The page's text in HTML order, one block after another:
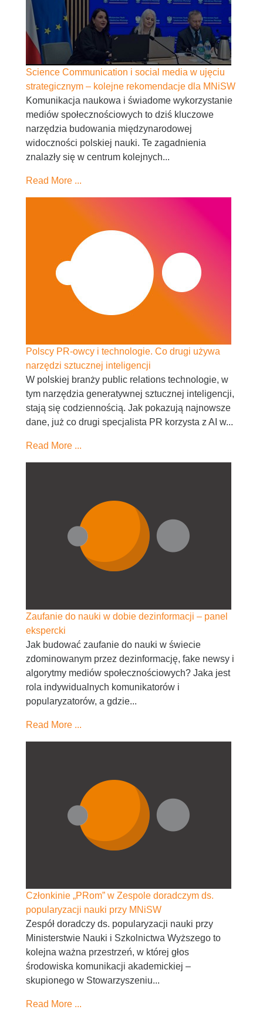
Science Communication i social media w ujęciu
strategicznym – kolejne rekomendacje dla MNiSW
Komunikacja naukowa i świadome wykorzystanie
mediów społecznościowych to dziś kluczowe
narzędzia budowania międzynarodowej
widoczności polskiej nauki. Te zagadnienia
znalazły się w centrum kolejnych...
Read More ...
Polscy PR-owcy i technologie. Co drugi używa
narzędzi sztucznej inteligencji
W polskiej branży public relations technologie, w
tym narzędzia generatywnej sztucznej inteligencji,
stają się codziennością. Jak pokazują najnowsze
dane, już co drugi specjalista PR korzysta z AI w...
Read More ...
Zaufanie do nauki w dobie dezinformacji – panel
ekspercki
Jak budować zaufanie do nauki w świecie
zdominowanym przez dezinformację, fake newsy i
algorytmy mediów społecznościowych? Jaka jest
rola indywidualnych komunikatorów i
popularyzatorów, a gdzie...
Read More ...
Członkinie „PRom” w Zespole doradczym ds.
popularyzacji nauki przy MNiSW
Zespół doradczy ds. popularyzacji nauki przy
Ministerstwie Nauki i Szkolnictwa Wyższego to
kolejna ważna przestrzeń, w której głos
środowiska komunikacji akademickiej –
skupionego w Stowarzyszeniu...
Read More ...